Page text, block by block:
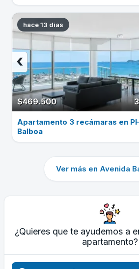
hace 13 dias
$469.500 3
‹
Apartamento 3 recámaras en
Balboa
Ver más en Avenida
¿Quieres que te ayudemos a
apartamento?